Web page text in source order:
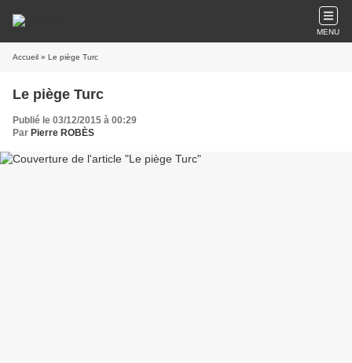
MENU
Accueil » Le piège Turc
Le piège Turc
Publié le 03/12/2015 à 00:29
Par Pierre ROBÈS